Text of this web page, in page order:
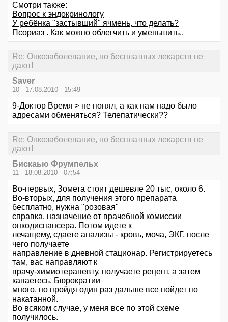
Смотри также:
Вопрос к эндокринологу
У ребёнка "застывший" ячмень, что делать?
Псориаз . Как можно облегчить и уменьшить..
Re: Онкозаболевание, но бесплатных лекарств не
дают!
Saver
10 - 17.08.2010 - 15:49
9-Доктор Время > не понял, а как нам надо было
адресами обменяться? Телепатически??
Re: Онкозаболевание, но бесплатных лекарств не
дают!
Бискаью Фрумпельх
11 - 18.08.2010 - 07:54
Во-первых, Зомета стоит дешевле 20 тыс, около 6.
Во-вторых, для получения этого препарата
бесплатно, нужна "розовая"
справка, назначение от врачебной комиссии
онкодиспансера. Потом идете к
лечащему, сдаете анализы - кровь, моча, ЭКГ, после
чего получаете
направление в дневной стационар. Регистрируетесь
там, вас направляют к
врачу-химиотерапевту, получаете рецепт, а затем
капаетесь. Бюрократии
много, но пройдя один раз дальше все пойдет по
накатанной.
Во всяком случае, у меня все по этой схеме
получилось.